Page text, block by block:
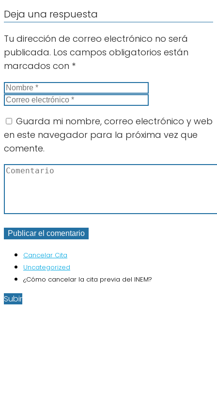
Deja una respuesta
Tu dirección de correo electrónico no será
publicada. Los campos obligatorios están
marcados con *
Guarda mi nombre, correo electrónico y web
en este navegador para la próxima vez que
comente.
Cancelar Cita
Uncategorized
¿Cómo cancelar la cita previa del INEM?
Subir